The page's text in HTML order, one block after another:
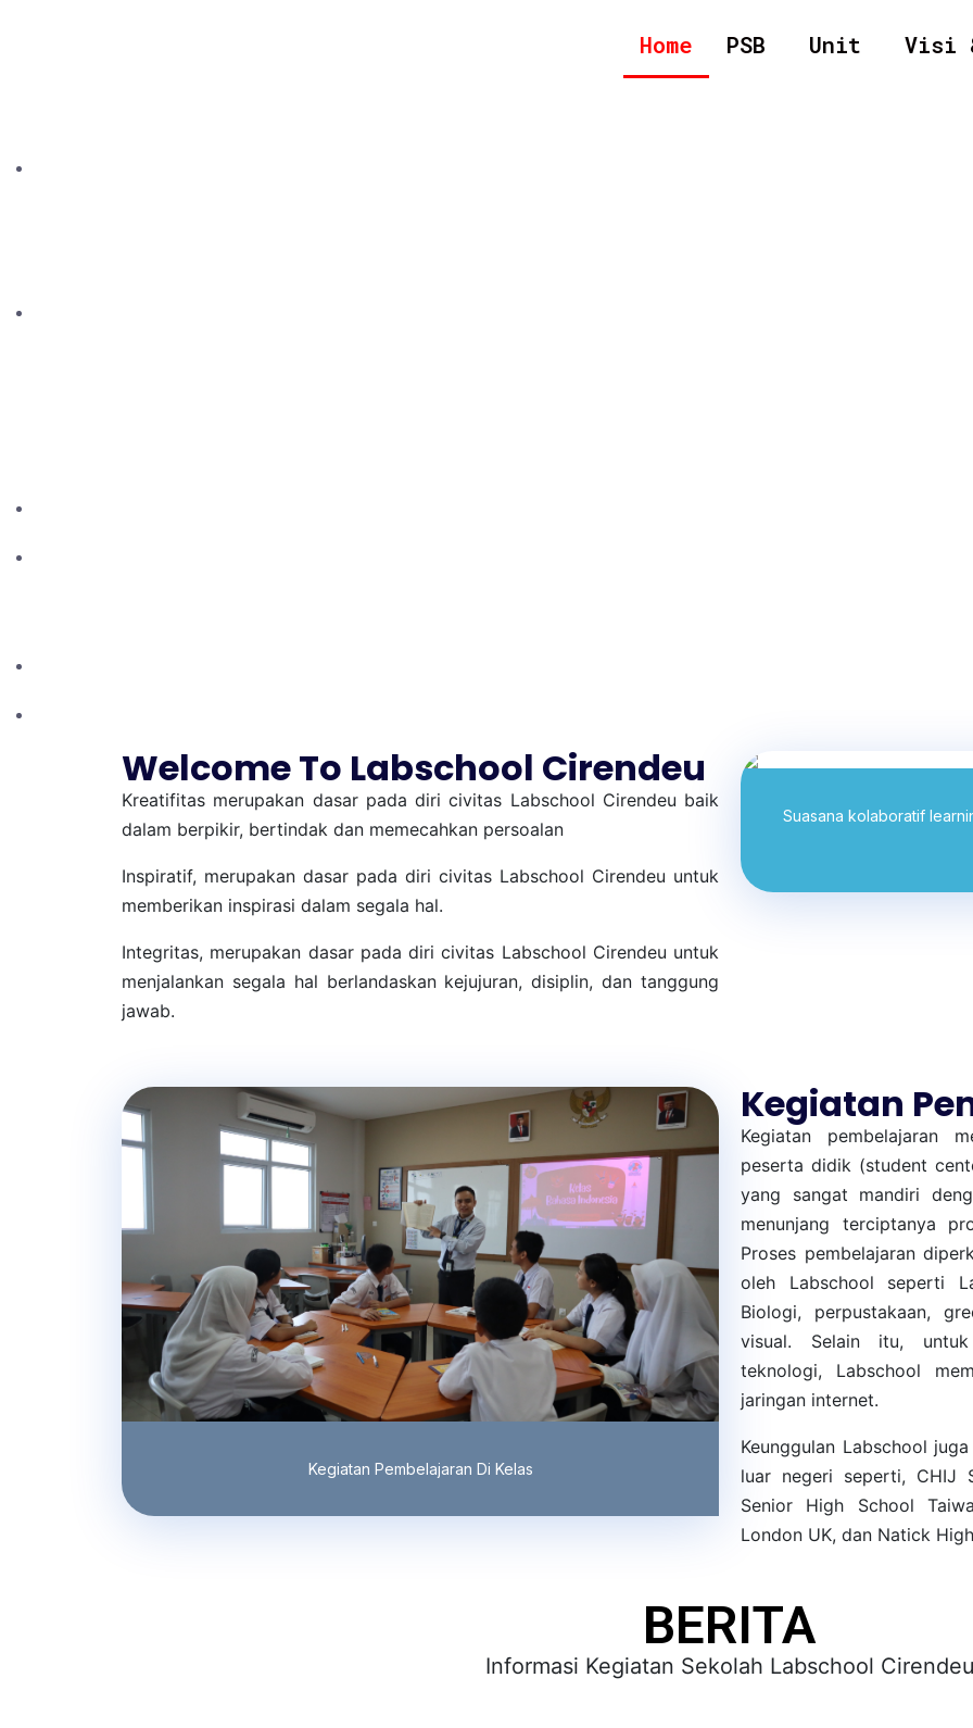
Home PSB Unit Visi
Welcome To Labschool Cirendeu
Kreatifitas merupakan dasar pada diri civitas Labschool Cirendeu baik
dalam berpikir, bertindak dan memecahkan persoalan
Inspiratif, merupakan dasar pada diri civitas Labschool Cirendeu untuk
memberikan inspirasi dalam segala hal.
Integritas, merupakan dasar pada diri civitas Labschool Cirendeu untuk
menjalankan segala hal berlandaskan kejujuran, disiplin, dan tanggung
jawab.
Suasana kolaboratif
Kegiatan Pembelajaran Di Kelas
Kegiatan
Kegiatan pembelajaran
peserta didik (student
yang sangat mandiri
menunjang terciptanya
Proses pembelajaran
oleh Labschool seperti
Biologi, perpustakaan,
visual. Selain itu, untuk
teknologi, Labschool
jaringan internet.
Keunggulan Labschool
luar negeri seperti, CHIJ
Senior High School
London UK, dan Natick
BERITA
Informasi Kegiatan Sekolah Labschool Cirendeu